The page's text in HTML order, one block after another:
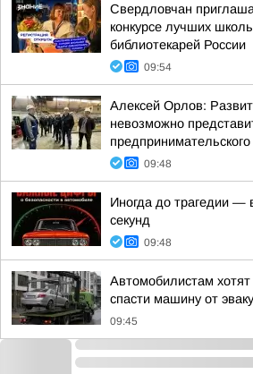
Свердловчан
конкурсе лучших
библиотекарей России
09:54
Алексей Орлов:
невозможно
09:48
Иногда до трагедии —
секунд
09:48
Автомобилистам
спасти машину от
09:45